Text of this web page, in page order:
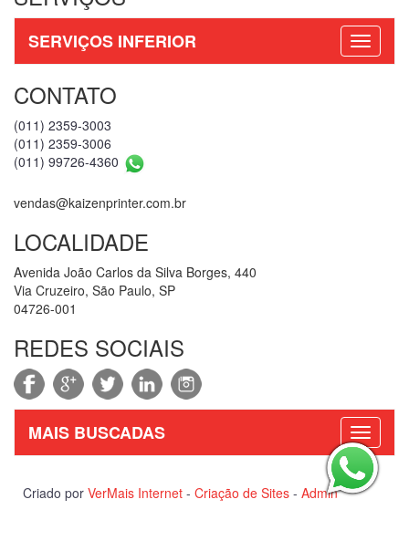
SERVIÇOS INFERIOR
CONTATO
(011) 2359-3003
(011) 2359-3006
(011) 99726-4360
vendas@kaizenprinter.com.br
LOCALIDADE
Avenida João Carlos da Silva Borges, 440
Via Cruzeiro, São Paulo, SP
04726-001
REDES SOCIAIS
MAIS BUSCADAS
Criado por VerMais Internet - Criação de Sites - Admin